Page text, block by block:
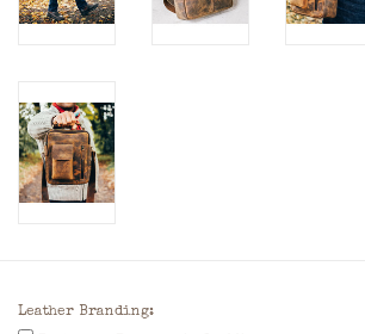
Leather Branding: